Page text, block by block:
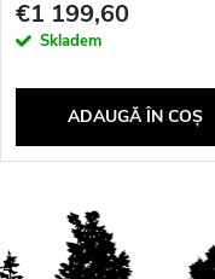
€1 199,60
Skladem
ADAUGĂ ÎN COŞ